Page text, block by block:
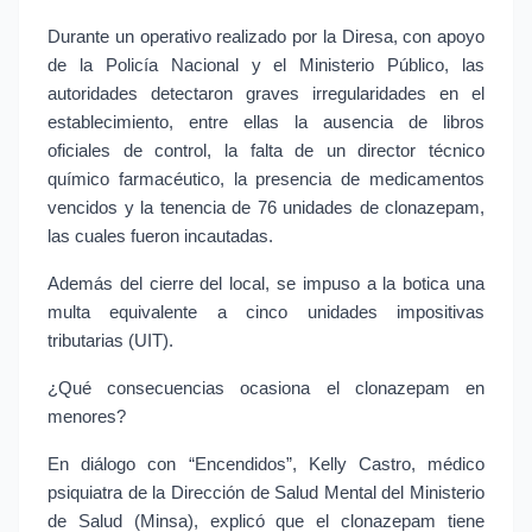
Durante un operativo realizado por la Diresa, con apoyo
de la Policía Nacional y el Ministerio Público, las
autoridades detectaron graves irregularidades en el
establecimiento, entre ellas la ausencia de libros
oficiales de control, la falta de un director técnico
químico farmacéutico, la presencia de medicamentos
vencidos y la tenencia de 76 unidades de clonazepam,
las cuales fueron incautadas.
Además del cierre del local, se impuso a la botica una
multa equivalente a cinco unidades impositivas
tributarias (UIT).
¿Qué consecuencias ocasiona el clonazepam en
menores?
En diálogo con “Encendidos”, Kelly Castro, médico
psiquiatra de la Dirección de Salud Mental del Ministerio
de Salud (Minsa), explicó que el clonazepam tiene